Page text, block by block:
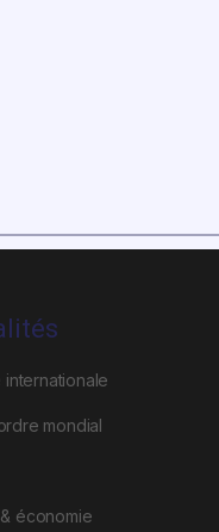
internationale
mondial
économie